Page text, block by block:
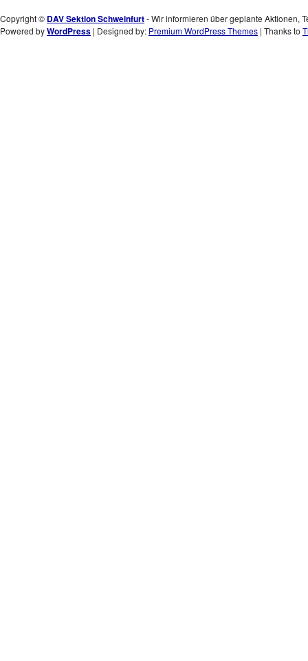
Copyright © DAV Sektion Schweinfurt- Wir informieren über geplante Aktionen,
Powered byWordPress | Designed by: Premium WordPress Themes | Thanks to